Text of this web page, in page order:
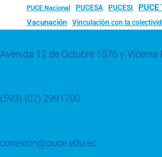
PUCE Nacional PUCESA PUCESI PUCE
Vacunación
Vinculación con la
Avenida 12 de Octubre 1076 y Vicente
(593) (02) 2991700
conexion@puce.edu.ec